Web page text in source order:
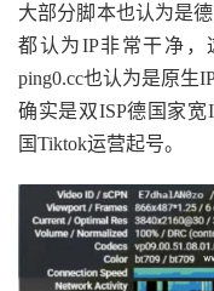
大部分脚本也认为是
都认为IP非常干净，
ping0.cc也认为是原生
确实是双ISP德国家
国Tiktok运营起号。